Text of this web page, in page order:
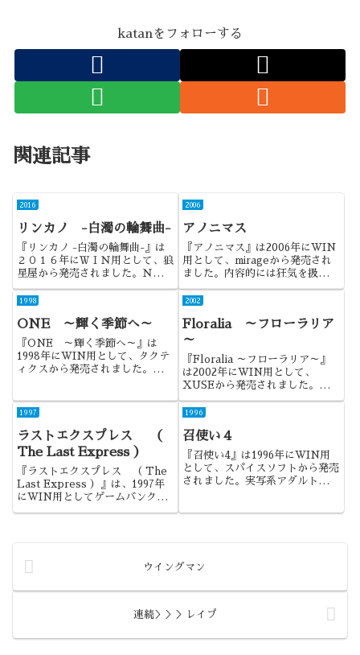
katanをフォローする
関連記事
2016
リンカノ -白濁の輪舞曲-
『リンカノ -白濁の輪舞曲-』は
２０１６年にＷＩＮ用として、狼
星屋から発売されました。ＮＴＲ
の作品ですね。
2006
アノニマス
『アノニマス』は2006年にWIN
用として、mirageから発売され
ました。内容的には狂気を扱った
か。
1998
ONE ～輝く季節へ～
『ONE ～輝く季節へ～』は
1998年にWIN用として、タクテ
ィクスから発売されました。ザク
でしたね。
2002
Floralia ～フローラリア
～
『Floralia ～フローラリア～』
は2002年にWIN用として、
XUSEから発売されました。萌
作品でしたね。
1997
ラストエクスプレス （
The Last Express ）
『ラストエクスプレス （ The
Last Express ）』は、1997年
にWIN用としてゲームバンクか
1996
召使い４
『召使い4』は1996年にWIN用
として、スパイスソフトから発売
されました。実写系アダルトゲー
ウイングマン
連続＞＞＞レイプ